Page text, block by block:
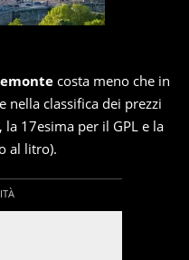
costa meno che in
nella classifica dei prezzi
17esima per il GPL e la
al litro).